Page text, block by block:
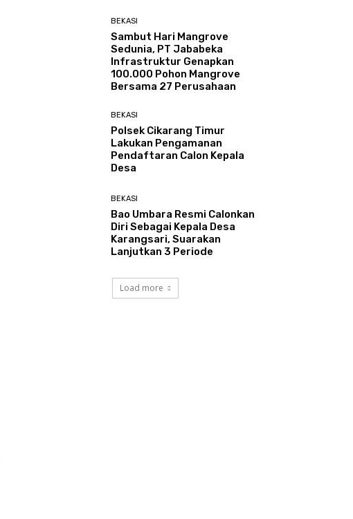
BEKASI
Sambut Hari Mangrove
Sedunia, PT Jababeka
Infrastruktur Genapkan
100.000 Pohon Mangrove
Bersama 27 Perusahaan
BEKASI
Polsek Cikarang Timur
Lakukan Pengamanan
Pendaftaran Calon Kepala
Desa
BEKASI
Bao Umbara Resmi Calonkan
Diri Sebagai Kepala Desa
Karangsari, Suarakan
Lanjutkan 3 Periode
Load more